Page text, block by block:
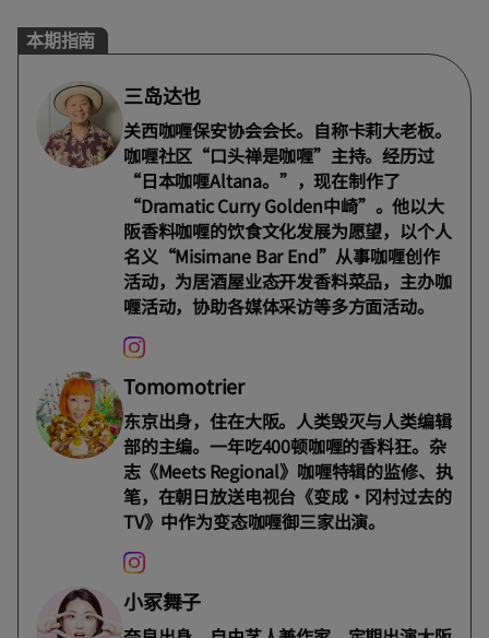
本期指南
三岛达也
关西咖喱保安协会会长。自称卡莉大老板。
咖喱社区“口头禅是咖喱”主持。经历过
“日本咖喱Altana。”，现在制作了
“Dramatic Curry Golden中崎”。他以大
阪香料咖喱的饮食文化发展为愿望，以个人
名义“Misimane Bar End”从事咖喱创作
活动，为居酒屋业态开发香料菜品，主办咖
喱活动，协助各媒体采访等多方面活动。
Tomomotrier
东京出身，住在大阪。人类毁灭与人类编辑
部的主编。一年吃400顿咖喱的香料狂。杂
志《Meets Regional》咖喱特辑的监修、执
笔，在朝日放送电视台《变成・冈村过去的
TV》中作为变态咖喱御三家出演。
小冢舞子